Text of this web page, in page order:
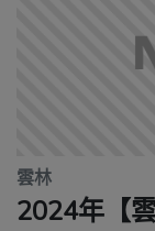
雲林
2024年【